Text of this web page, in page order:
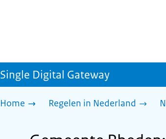
Single Digital Gateway
Home Regelen in Nederland